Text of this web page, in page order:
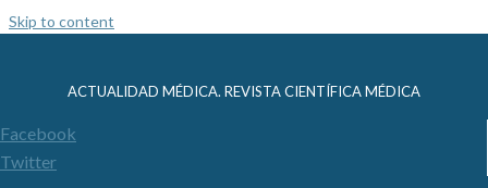
Skip to content
ACTUALIDAD MÉDICA. REVISTA CIENTÍFICA MÉDICA
Facebook
Twitter